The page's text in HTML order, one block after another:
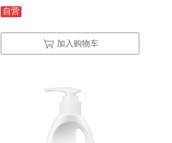
自营
加入购物车